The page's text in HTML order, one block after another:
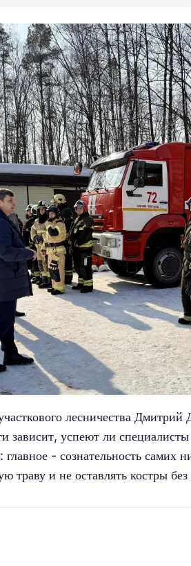
лесничества
зависит, успеют ли
- сознательность самих
траву и не оставлять костры